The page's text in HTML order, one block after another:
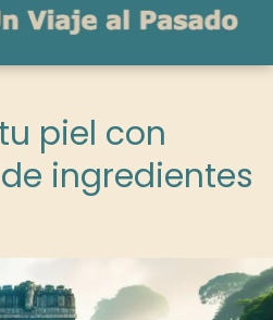
piel con
ingredientes